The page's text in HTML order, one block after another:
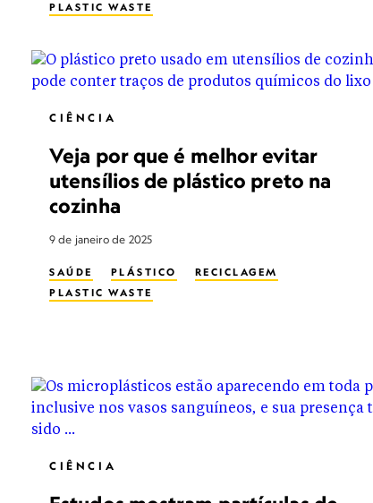
PLASTIC WASTE
CIÊNCIA
Veja por que é melhor evitar
utensílios de plástico preto na
cozinha
9 de janeiro de 2025
SAÚDE PLÁSTICO
RECICLAGEM
PLASTIC WASTE
CIÊNCIA